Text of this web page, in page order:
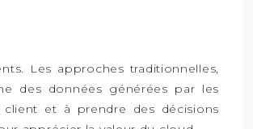
Les approches traditionnelles,
des données générées par les
et à prendre des décisions